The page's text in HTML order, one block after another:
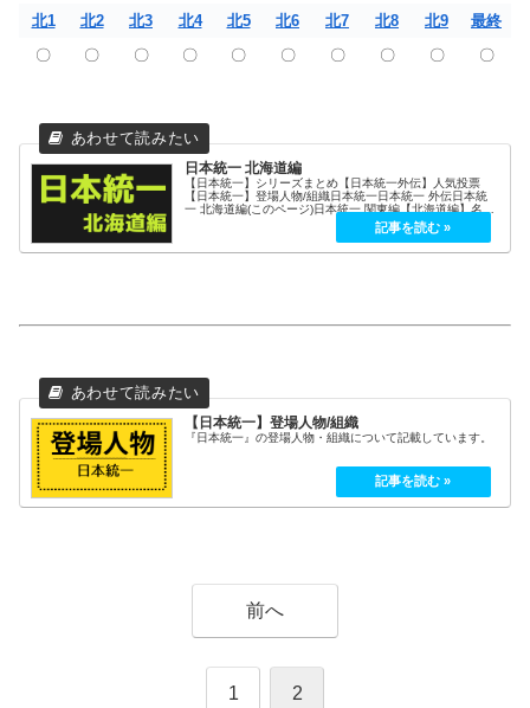
北1 北2 北3 北4 北5 北6 北7 北8 北9
最終
〇
〇 〇 〇 〇 〇 〇 〇 〇 〇
日本統一 北海道編
【日本統一】シリーズまとめ【日本統一外伝】人気投票
【日本統一】登場人物/組織日本統一日本統一 外伝日本統
一 北海道編(このページ)日本統一 関東編【北海道編】名
【日本統一】登場人物/組織
『日本統一』の登場人物・組織について記載しています。
前へ
1 2